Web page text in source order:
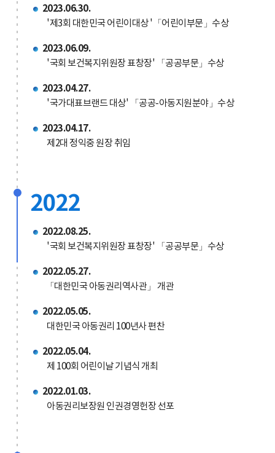
2023.06.30.
'제3회 대한민국 어린이대상 '「어린이부문」수상
2023.06.09.
'국회 보건복지위원장 표창장' 「공공부문」수상
2023.04.27.
'국가대표브랜드 대상' 「공공-아동지원분야」수상
2023.04.17.
제2대 정익중 원장 취임
2022
2022.08.25.
'국회 보건복지위원장 표창장' 「공공부문」수상
2022.05.27.
「대한민국 아동권리역사관」 개관
2022.05.05.
대한민국 아동권리 100년사 편찬
2022.05.04.
제 100회 어린이날 기념식 개최
2022.01.03.
아동권리보장원 인권경영헌장 선포